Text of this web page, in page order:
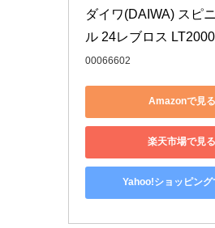
ダイワ(DAIWA) スピ
ル 24レブロス
00066602
Amazonで見る
楽天市場で見る
Yahoo!ショッピング